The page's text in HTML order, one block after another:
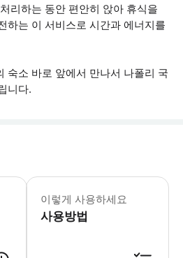
리하는 동안 편안히 앉아 휴식을
하는 이 서비스로 시간과 에너지를
숙소 바로 앞에서 만나서 나폴리 국
니다.
서비스를 설정하려면 다음 세부 정보
이렇게 사용하세요
사용방법